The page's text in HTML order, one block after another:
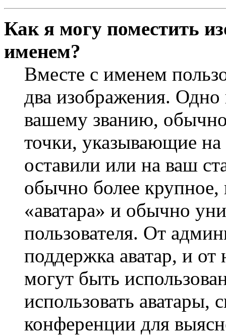
Как я могу поместить
именем?
Вместе с именем
два изображения.
вашему званию, обычно
точки, указывающие
оставили или на ваш
обычно более крупное,
«аватара» и обычно
пользователя. От
поддержка аватар, и от
могут быть
использовать аватары,
конференции для